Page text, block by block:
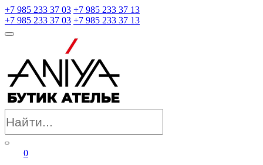
+7 985 233 37 03 +7 985 233 37 13
+7 985 233 37 03 +7 985 233 37 13
0